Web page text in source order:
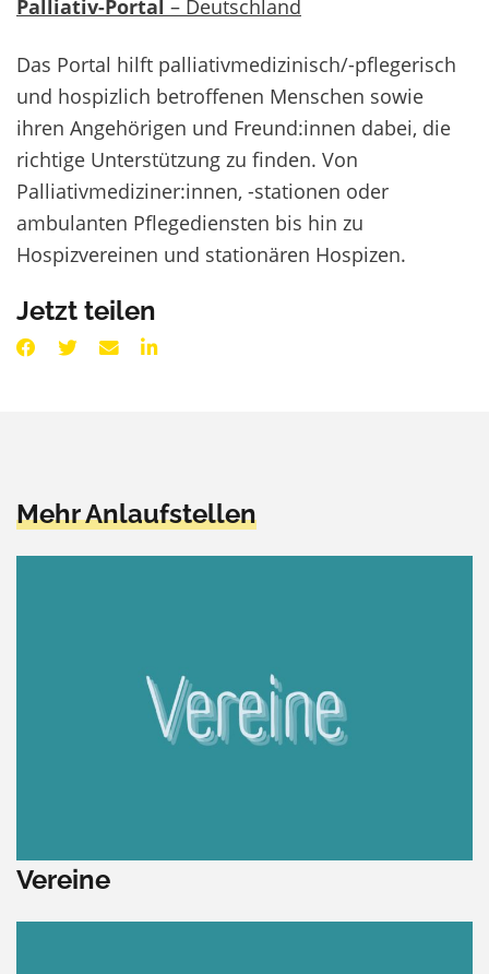
Palliativ-Portal – Deutschland
Das Portal hilft palliativmedizinisch/-pflegerisch
und hospizlich betroffenen Menschen sowie
ihren Angehörigen und Freund:innen dabei, die
richtige Unterstützung zu finden. Von
Palliativmediziner:innen, -stationen oder
ambulanten Pflegediensten bis hin zu
Hospizvereinen und stationären Hospizen.
Jetzt teilen
Mehr Anlaufstellen
Vereine